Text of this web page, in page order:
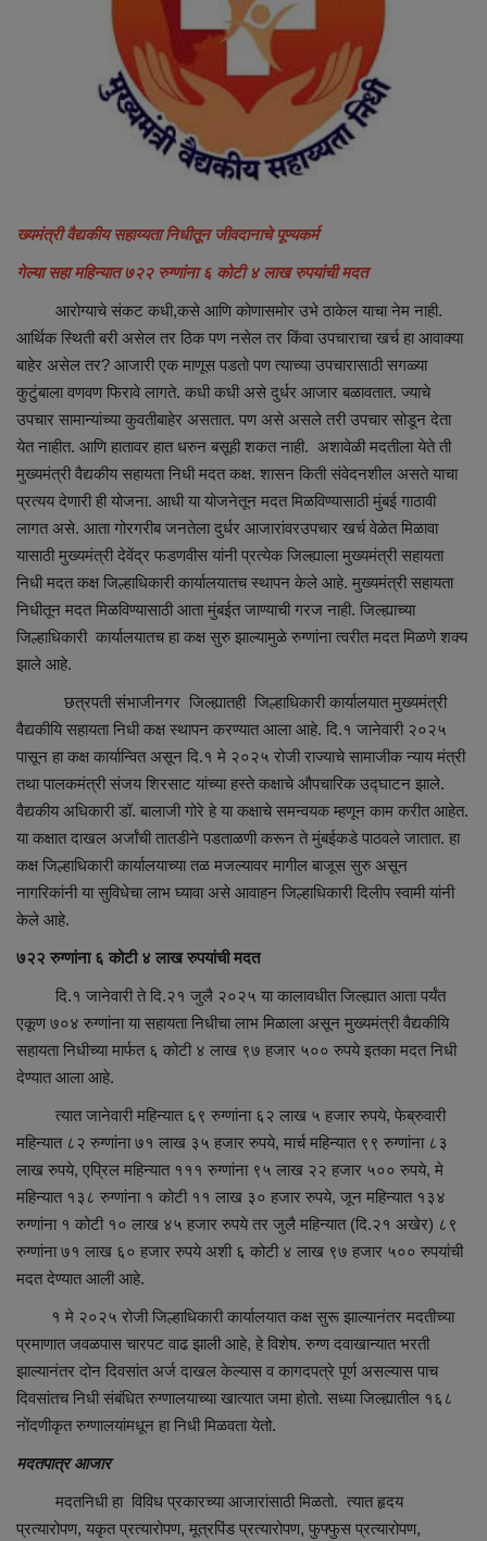
Maharashtra
Educational
Health
World News
Sports
Editor Choice
Sociàl
ख्यमंत्री वैद्यकीय सहाय्यता निधीतून जीवदानाचे पूण्यकर्म
गेल्या सहा महिन्यात ७२२ रुग्णांना ६ कोटी ४ लाख रुपयांची मदत
आरोग्याचे संकट कधी,कसे आणि कोणासमोर उभे ठाकेल याचा नेम नाही.
आर्थिक स्थिती बरी असेल तर ठिक पण नसेल तर किंवा उपचाराचा खर्च हा आवाक्या
बाहेर असेल तर? आजारी एक माणूस पडतो पण त्याच्या उपचारासाठी सगळ्या
कुटुंबाला वणवण फिरावे लागते. कधी कधी असे दुर्धर आजार बळावतात. ज्याचे
उपचार सामान्यांच्या कुवतीबाहेर असतात. पण असे असले तरी उपचार सोडून देता
येत नाहीत. आणि हातावर हात धरुन बसूही शकत नाही. अशावेळी मदतीला येते ती
मुख्यमंत्री वैद्यकीय सहायता निधी मदत कक्ष. शासन किती संवेदनशील असते याचा
प्रत्यय देणारी ही योजना. आधी या योजनेतून मदत मिळविण्यासाठी मुंबई गाठावी
लागत असे. आता गोरगरीब जनतेला दुर्धर आजारांवरउपचार खर्च वेळेत मिळावा
यासाठी मुख्यमंत्री देवेंद्र फडणवीस यांनी प्रत्येक जिल्ह्याला मुख्यमंत्री सहायता
निधी मदत कक्ष जिल्हाधिकारी कार्यालयातच स्थापन केले आहे. मुख्यमंत्री सहायता
निधीतून मदत मिळविण्यासाठी आता मुंबईत जाण्याची गरज नाही. जिल्ह्याच्या
जिल्हाधिकारी कार्यालयातच हा कक्ष सुरु झाल्यामुळे रुग्णांना त्वरीत मदत मिळणे शक्य
झाले आहे.
छत्रपती संभाजीनगर जिल्ह्यातही जिल्हाधिकारी कार्यालयात मुख्यमंत्री
वैद्यकीयि सहायता निधी कक्ष स्थापन करण्यात आला आहे. दि.१ जानेवारी २०२५
पासून हा कक्ष कार्यान्वित असून दि.१ मे २०२५ रोजी राज्याचे सामाजीक न्याय मंत्री
तथा पालकमंत्री संजय शिरसाट यांच्या हस्ते कक्षाचे औपचारिक उद्घाटन झाले.
वैद्यकीय अधिकारी डॉ. बालाजी गोरे हे या कक्षाचे समन्वयक म्हणून काम करीत आहेत.
या कक्षात दाखल अर्जांची तातडीने पडताळणी करून ते मुंबईकडे पाठवले जातात. हा
कक्ष जिल्हाधिकारी कार्यालयाच्या तळ मजल्यावर मागील बाजूस सुरु असून
नागरिकांनी या सुविधेचा लाभ घ्यावा असे आवाहन जिल्हाधिकारी दिलीप स्वामी यांनी
केले आहे.
७२२ रुग्णांना ६ कोटी ४ लाख रुपयांची मदत
दि.१ जानेवारी ते दि.२१ जुलै २०२५ या कालावधीत जिल्ह्यात आता पर्यंत
एकूण ७०४ रुग्णांना या सहायता निधीचा लाभ मिळाला असून मुख्यमंत्री वैद्यकीयि
सहायता निधीच्या मार्फत ६ कोटी ४ लाख ९७ हजार ५०० रुपये इतका मदत निधी
देण्यात आला आहे.
त्यात जानेवारी महिन्यात ६९ रुग्णांना ६२ लाख ५ हजार रुपये, फेब्रुवारी
महिन्यात ८२ रुग्णांना ७१ लाख ३५ हजार रुपये, मार्च महिन्यात ९९ रुग्णांना ८३
लाख रुपये, एप्रिल महिन्यात १११ रुग्णांना ९५ लाख २२ हजार ५०० रुपये, मे
महिन्यात १३८ रुग्णांना १ कोटी ११ लाख ३० हजार रुपये, जून महिन्यात १३४
रुग्णांना १ कोटी १० लाख ४५ हजार रुपये तर जुलै महिन्यात (दि.२१ अखेर) ८९
रुग्णांना ७१ लाख ६० हजार रुपये अशी ६ कोटी ४ लाख ९७ हजार ५०० रुपयांची
मदत देण्यात आली आहे.
१ मे २०२५ रोजी जिल्हाधिकारी कार्यालयात कक्ष सुरू झाल्यानंतर मदतीच्या
प्रमाणात जवळपास चारपट वाढ झाली आहे, हे विशेष. रुग्ण दवाखान्यात भरती
झाल्यानंतर दोन दिवसांत अर्ज दाखल केल्यास व कागदपत्रे पूर्ण असल्यास पाच
दिवसांतच निधी संबंधित रुग्णालयाच्या खात्यात जमा होतो. सध्या जिल्ह्यातील १६८
नोंदणीकृत रुग्णालयांमधून हा निधी मिळवता येतो.
मदतपात्र आजार
मदतनिधी हा विविध प्रकारच्या आजारांसाठी मिळतो. त्यात हृदय
प्रत्यारोपण, यकृत प्रत्यारोपण, मूत्रपिंड प्रत्यारोपण, फुफ्फुस प्रत्यारोपण,